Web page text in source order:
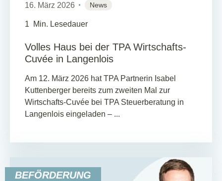
16. März 2026 News
1 Min. Lesedauer
Volles Haus bei der TPA Wirtschafts-
Cuvée in Langenlois
Am 12. März 2026 hat TPA Partnerin Isabel
Kuttenberger bereits zum zweiten Mal zur
Wirtschafts-Cuvée bei TPA Steuerberatung in
Langenlois eingeladen – ...
BEFÖRDERUNG